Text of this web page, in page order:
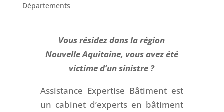
Départements
Vous résidez dans la région
Nouvelle Aquitaine, vous avez été
victime d’un sinistre ?
Assistance Expertise Bâtiment est
un cabinet d’experts en bâtiment